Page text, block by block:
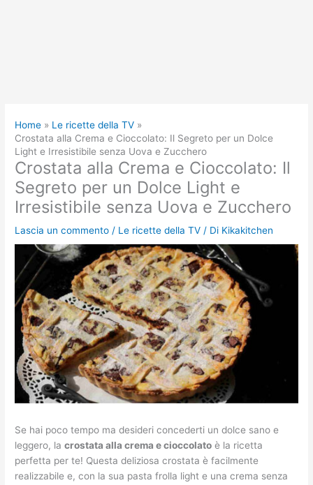
Home
Le ricette della TV
Crostata alla Crema e Cioccolato: Il Segreto per un Dolce
Light e Irresistibile senza Uova e Zucchero
Crostata alla Crema e Cioccolato: Il
Segreto per un Dolce Light e
Irresistibile senza Uova e Zucchero
Lascia un commento / Le ricette della TV / Di Kikakitchen
Se hai poco tempo ma desideri concederti un dolce sano e
leggero, lacrostata alla crema e cioccolato è la ricetta
perfetta per te! Questa deliziosa crostata è facilmente
realizzabile e, con la sua pasta frolla light e una crema senza